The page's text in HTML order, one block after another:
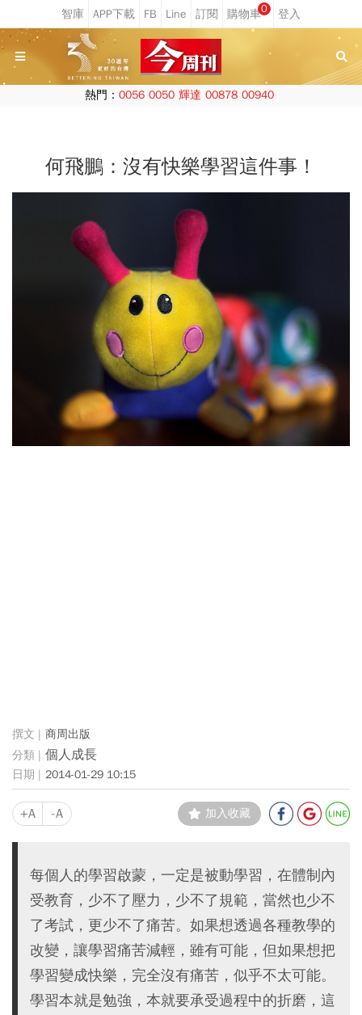
0
熱門： 0056 0050 輝達 00878 00940
何飛鵬：沒有快樂學習這件事！
商周出版
個人成長
2014-01-29 10:15
+A -A 加入收藏
每個人的學習啟蒙，一定是被動學習，在體制內
受教育，少不了壓力，少不了規範，當然也少不
了考試，更少不了痛苦。如果想透過各種教學的
改變，讓學習痛苦減輕，雖有可能，但如果想把
學習變成快樂，完全沒有痛苦，似乎不太可能。
學習本就是勉強，本就要承受過程中的折磨，這